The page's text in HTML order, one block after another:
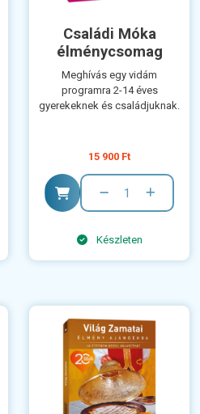
Családi Móka
élménycsomag
Meghívás egy vidám
programra 2-14 éves
gyerekeknek és családjuknak.
15 900 Ft
Készleten